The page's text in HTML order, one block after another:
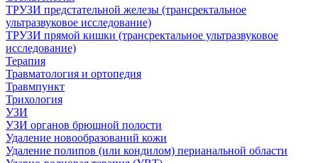
ТРУЗИ предстательной железы (трансректальное
ультразвуковое исследование)
ТРУЗИ прямой кишки (трансректальное ультразвуковое
исследование)
Терапия
Травматология и ортопедия
Травмпункт
Трихология
УЗИ
УЗИ органов брюшной полости
Удаление новообразований кожи
Удаление полипов (или кондилом) перианальной области